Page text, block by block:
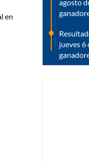
en
agosto
jueves 6